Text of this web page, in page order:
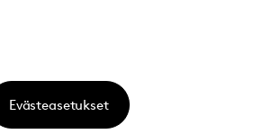
Evästeasetukset